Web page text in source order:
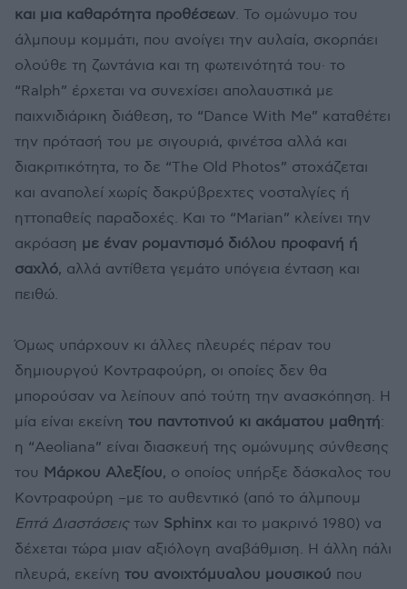
και μια καθαρότητα προθέσεων. Το ομώνυμο του
άλμπουμ κομμάτι, που ανοίγει την αυλαία, σκορπάει
ολούθε τη ζωντάνια και τη φωτεινότητά του· το
“Ralph” έρχεται να συνεχίσει απολαυστικά με
παιχνιδιάρικη διάθεση, το “Dance With Me” καταθέτει
την πρότασή του με σιγουριά, φινέτσα αλλά και
διακριτικότητα, το δε “The Old Photos” στοχάζεται
και αναπολεί χωρίς δακρύβρεχτες νοσταλγίες ή
ηττοπαθείς παραδοχές. Και το “Marian” κλείνει την
ακρόαση με έναν ρομαντισμό διόλου προφανή ή
σαχλό, αλλά αντίθετα γεμάτο υπόγεια ένταση και
πειθώ.
Όμως υπάρχουν κι άλλες πλευρές πέραν του
δημιουργού Κοντραφούρη, οι οποίες δεν θα
μπορούσαν να λείπουν από τούτη την ανασκόπηση. Η
μία είναι εκείνη του παντοτινού κι ακάματου μαθητή:
η “Aeoliana” είναι διασκευή της ομώνυμης σύνθεσης
του Μάρκου Αλεξίου, ο οποίος υπήρξε δάσκαλος του
Κοντραφούρη –με το αυθεντικό (από το άλμπουμ
Επτά Διαστάσειςτων Sphinx και το μακρινό 1980) να
δέχεται τώρα μιαν αξιόλογη αναβάθμιση. Η άλλη πάλι
πλευρά, εκείνη του ανοιχτόμυαλου μουσικού που